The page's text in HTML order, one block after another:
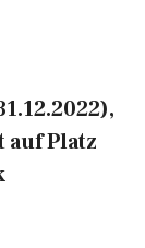
Platz